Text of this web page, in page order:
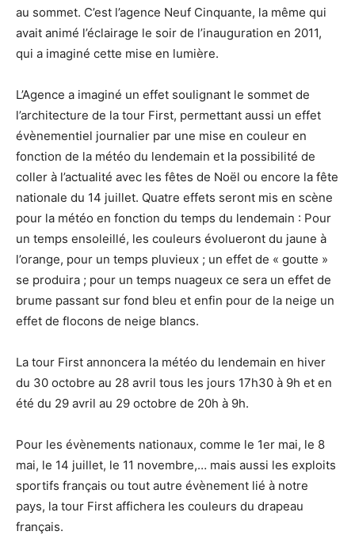
au sommet. C’est l’agence Neuf Cinquante, la même qui
avait animé l’éclairage le soir de l’inauguration en 2011,
qui a imaginé cette mise en lumière.
L’Agence a imaginé un effet soulignant le sommet de
l’architecture de la tour First, permettant aussi un effet
évènementiel journalier par une mise en couleur en
fonction de la météo du lendemain et la possibilité de
coller à l’actualité avec les fêtes de Noël ou encore la fête
nationale du 14 juillet. Quatre effets seront mis en scène
pour la météo en fonction du temps du lendemain : Pour
un temps ensoleillé, les couleurs évolueront du jaune à
l’orange, pour un temps pluvieux ; un effet de « goutte »
se produira ; pour un temps nuageux ce sera un effet de
brume passant sur fond bleu et enfin pour de la neige un
effet de flocons de neige blancs.
La tour First annoncera la météo du lendemain en hiver
du 30 octobre au 28 avril tous les jours 17h30 à 9h et en
été du 29 avril au 29 octobre de 20h à 9h.
Pour les évènements nationaux, comme le 1er mai, le 8
mai, le 14 juillet, le 11 novembre,… mais aussi les exploits
sportifs français ou tout autre évènement lié à notre
pays, la tour First affichera les couleurs du drapeau
français.